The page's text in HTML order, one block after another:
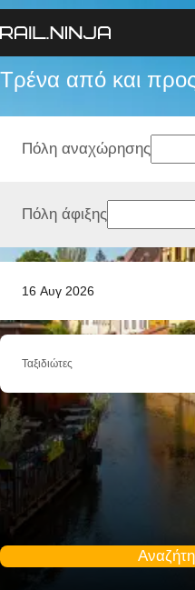
Τρένα από και
16 Αυγ 2026
Πόλη αναχώρησης
Πόλη άφιξης
Ταξιδιώτες